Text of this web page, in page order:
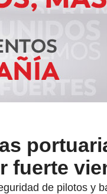
fuerte
de pilotos y